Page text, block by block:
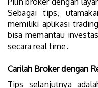
Sebagai tips,
memiliki aplikasi
bisa memantau
secara real time.
Carilah Broker dengan
Tips selanjutnya